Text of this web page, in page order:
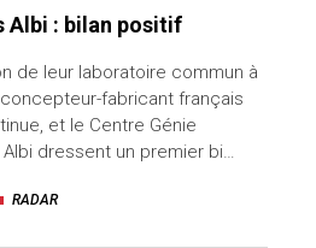
Albi : bilan positif
de leur laboratoire commun à
concepteur-fabricant français
et le Centre Génie
Albi dressent un premier bi…
RADAR